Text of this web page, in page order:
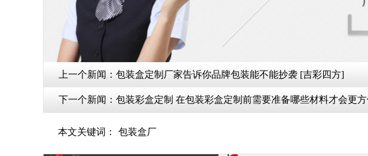
上一个新闻： 包装盒定制厂家告诉你品牌包装能不能抄袭 [吉彩四方]
下一个新闻： 包装彩盒定制 在包装彩盒定制前需要准备哪些材料才会更
本文关键词： 包装盒厂